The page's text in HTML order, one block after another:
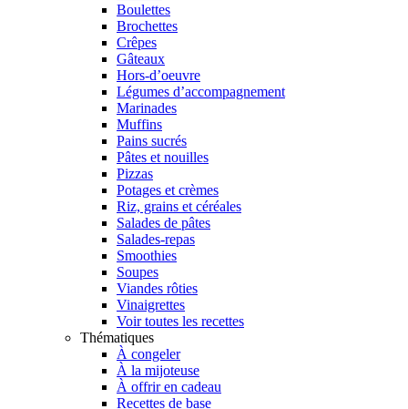
Boulettes
Brochettes
Crêpes
Gâteaux
Hors-d’oeuvre
Légumes d’accompagnement
Marinades
Muffins
Pains sucrés
Pâtes et nouilles
Pizzas
Potages et crèmes
Riz, grains et céréales
Salades de pâtes
Salades-repas
Smoothies
Soupes
Viandes rôties
Vinaigrettes
Voir toutes les recettes
Thématiques
À congeler
À la mijoteuse
À offrir en cadeau
Recettes de base